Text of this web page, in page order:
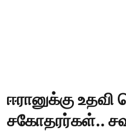
ஈரானுக்கு
சகோதரர்கள்..